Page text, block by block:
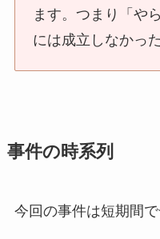
ます。つまり「や
には成立しなかっ
事件の時系列
今回の事件は短期間